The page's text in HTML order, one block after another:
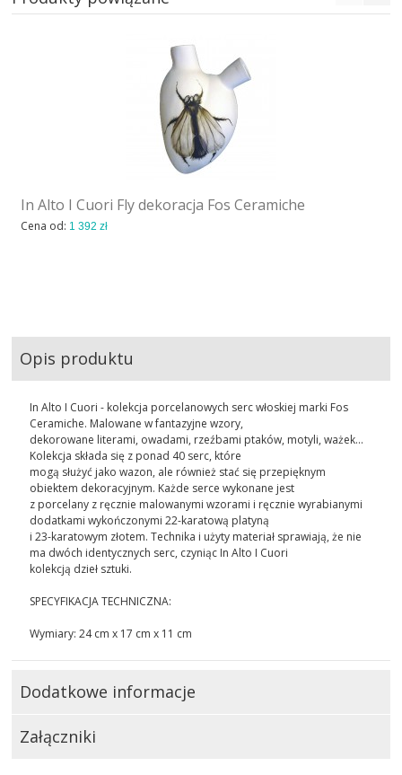
In Alto I Cuori Fly dekoracja Fos Ceramiche
Cena od: 1 392 zł
Opis produktu
In Alto I Cuori - kolekcja porcelanowych serc włoskiej marki Fos
Ceramiche. Malowane w fantazyjne wzory,
dekorowane literami, owadami, rzeźbami ptaków, motyli, ważek...
Kolekcja składa się z ponad 40 serc, które
mogą służyć jako wazon, ale również stać się przepięknym
obiektem dekoracyjnym. Każde serce wykonane jest
z porcelany z ręcznie malowanymi wzorami i ręcznie wyrabianymi
dodatkami wykończonymi 22-karatową platyną
i 23-karatowym złotem. Technika i użyty materiał sprawiają, że nie
ma dwóch identycznych serc, czyniąc In Alto I Cuori
kolekcją dzieł sztuki.
SPECYFIKACJA TECHNICZNA:
Wymiary: 24 cm x 17 cm x 11 cm
Dodatkowe informacje
Załączniki